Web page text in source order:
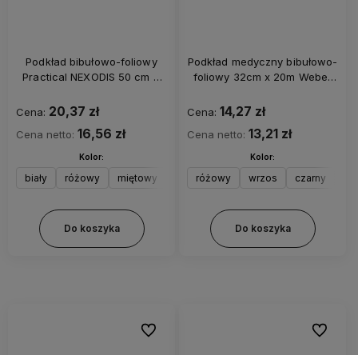
Podkład bibułowo-foliowy
Practical NEXODIS 50 cm ×
Cena: 20,37 zł
Cena netto: 16,56 zł
Kolor:
biały różowy miętowy niebieski
Do koszyka
Podkład medyczny bibułowo-
foliowy 32cm x 20m Weber
50cm)
Cena: 14,27 zł
Cena netto: 13,21 zł
Kolor:
różowy wrzos czarny
Do koszyka
Do ulubionych Do